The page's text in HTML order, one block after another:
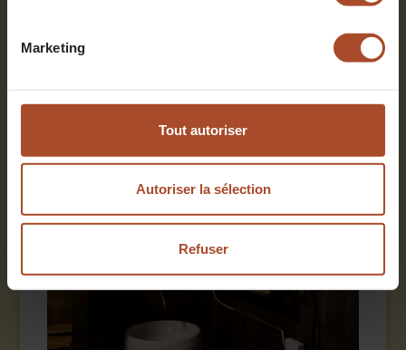
Marketing
Tout autoriser
Autoriser la sélection
Refuser
Essentiële ingrediënten om te koken: zout, peper,